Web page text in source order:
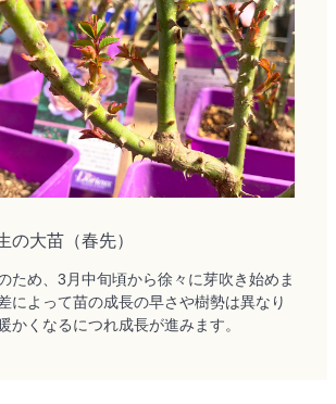
の大苗（春先）
ため、3月中旬頃から徐々に芽吹き始めま
によって苗の成長の早さや樹勢は異なり
かくなるにつれ成長が進みます。